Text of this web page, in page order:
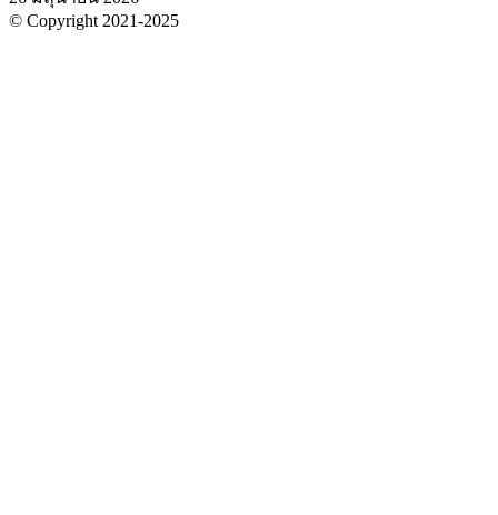
© Copyright 2021-2025